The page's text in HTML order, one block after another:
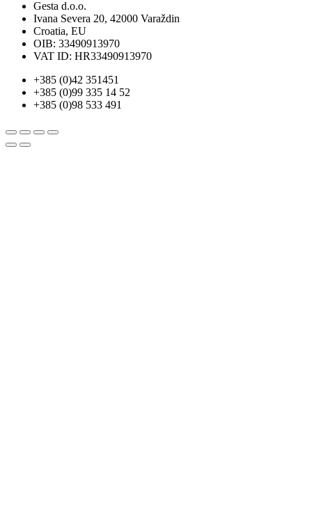
Gesta d.o.o.
Ivana Severa 20, 42000 Varaždin
Croatia, EU
OIB: 33490913970
VAT ID: HR33490913970
+385 (0)42 351451
+385 (0)99 335 14 52
+385 (0)98 533 491